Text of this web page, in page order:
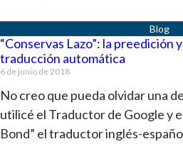
“Conservas Lazo”: la preedición
traducción automática
6 de junio de 2018
No creo que pueda olvidar una
utilicé el Traductor de Google y
Bond” el traductor inglés-